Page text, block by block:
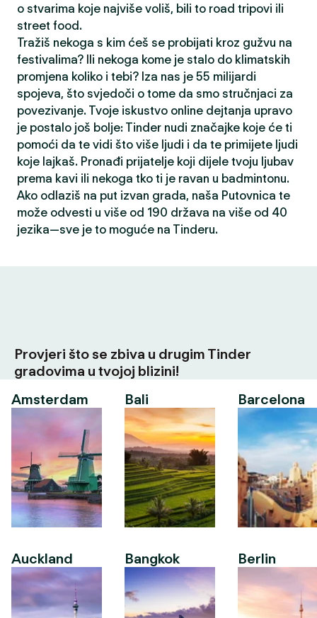
o stvarima koje najviše voliš, bili to road tripovi ili
street food.
Tražiš nekoga s kim ćeš se probijati kroz gužvu na
festivalima? Ili nekoga kome je stalo do klimatskih
promjena koliko i tebi? Iza nas je 55 milijardi
spojeva, što svjedoči o tome da smo stručnjaci za
povezivanje. Tvoje iskustvo online dejtanja upravo
je postalo još bolje: Tinder nudi značajke koje će ti
pomoći da te vidi što više ljudi i da te primijete ljudi
koje lajkaš. Pronađi prijatelje koji dijele tvoju ljubav
prema kavi ili nekoga tko ti je ravan u badmintonu.
Ako odlaziš na put izvan grada, naša Putovnica te
može odvesti u više od 190 država na više od 40
jezika—sve je to moguće na Tinderu.
Provjeri što se zbiva u drugim Tinder
gradovima u tvojoj blizini!
Amsterdam
Auckland
Bali
Bangkok
Barcelona
Berlin